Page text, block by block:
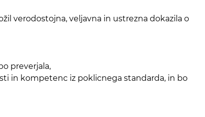
verodostojna, veljavna in ustrezna dokazila o
preverjala,
in kompetenc iz poklicnega standarda, in bo